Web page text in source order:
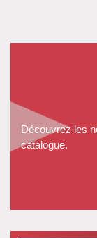
Découvrez les
catalogue.